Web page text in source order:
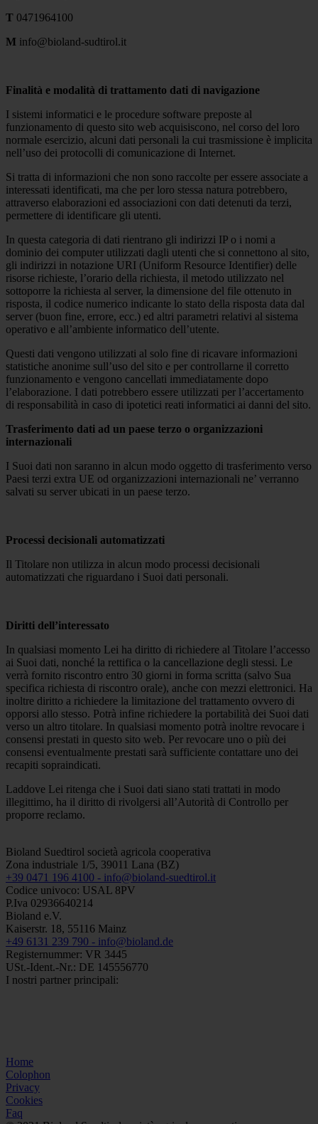
T 0471964100
M info@bioland-sudtirol.it
Finalità e modalità di trattamento dati di navigazione
I sistemi informatici e le procedure software preposte al
funzionamento di questo sito web acquisiscono, nel corso del loro
normale esercizio, alcuni dati personali la cui trasmissione è implicita
nell’uso dei protocolli di comunicazione di Internet.
Si tratta di informazioni che non sono raccolte per essere associate a
interessati identificati, ma che per loro stessa natura potrebbero,
attraverso elaborazioni ed associazioni con dati detenuti da terzi,
permettere di identificare gli utenti.
In questa categoria di dati rientrano gli indirizzi IP o i nomi a
dominio dei computer utilizzati dagli utenti che si connettono al sito,
gli indirizzi in notazione URI (Uniform Resource Identifier) delle
risorse richieste, l’orario della richiesta, il metodo utilizzato nel
sottoporre la richiesta al server, la dimensione del file ottenuto in
risposta, il codice numerico indicante lo stato della risposta data dal
server (buon fine, errore, ecc.) ed altri parametri relativi al sistema
operativo e all’ambiente informatico dell’utente.
Questi dati vengono utilizzati al solo fine di ricavare informazioni
statistiche anonime sull’uso del sito e per controllarne il corretto
funzionamento e vengono cancellati immediatamente dopo
l’elaborazione. I dati potrebbero essere utilizzati per l’accertamento
di responsabilità in caso di ipotetici reati informatici ai danni del sito.
Trasferimento dati ad un paese terzo o organizzazioni
internazionali
I Suoi dati non saranno in alcun modo oggetto di trasferimento verso
Paesi terzi extra UE od organizzazioni internazionali ne’ verranno
salvati su server ubicati in un paese terzo.
Processi decisionali automatizzati
Il Titolare non utilizza in alcun modo processi decisionali
automatizzati che riguardano i Suoi dati personali.
Diritti dell’interessato
In qualsiasi momento Lei ha diritto di richiedere al Titolare l’accesso
ai Suoi dati, nonché la rettifica o la cancellazione degli stessi. Le
verrà fornito riscontro entro 30 giorni in forma scritta (salvo Sua
specifica richiesta di riscontro orale), anche con mezzi elettronici. Ha
inoltre diritto a richiedere la limitazione del trattamento ovvero di
opporsi allo stesso. Potrà infine richiedere la portabilità dei Suoi dati
verso un altro titolare. In qualsiasi momento potrà inoltre revocare i
consensi prestati in questo sito web. Per revocare uno o più dei
consensi eventualmente prestati sarà sufficiente contattare uno dei
recapiti sopraindicati.
Laddove Lei ritenga che i Suoi dati siano stati trattati in modo
illegittimo, ha il diritto di rivolgersi all’Autorità di Controllo per
proporre reclamo.
Bioland Suedtirol società agricola cooperativa
Zona industriale 1/5, 39011 Lana (BZ)
+39 0471 196 4100 - info@bioland-suedtirol.it
Codice univoco: USAL 8PV
P.Iva 02936640214
Bioland e.V.
Kaiserstr. 18, 55116 Mainz
+49 6131 239 790 - info@bioland.de
Registernummer: VR 3445
USt.-Ident.-Nr.: DE 145556770
I nostri partner principali:
Home
Colophon
Privacy
Cookies
Faq